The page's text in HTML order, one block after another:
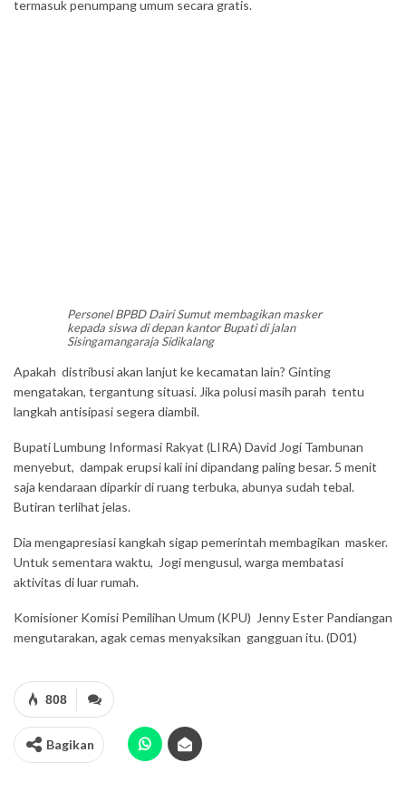
termasuk penumpang umum secara gratis.
Personel BPBD Dairi Sumut membagikan masker
kepada siswa di depan kantor Bupati di jalan
Sisingamangaraja Sidikalang
Apakah distribusi akan lanjut ke kecamatan lain? Ginting
mengatakan, tergantung situasi. Jika polusi masih parah tentu
langkah antisipasi segera diambil.
Bupati Lumbung Informasi Rakyat (LIRA) David Jogi Tambunan
menyebut, dampak erupsi kali ini dipandang paling besar. 5 menit
saja kendaraan diparkir di ruang terbuka, abunya sudah tebal.
Butiran terlihat jelas.
Dia mengapresiasi kangkah sigap pemerintah membagikan masker.
Untuk sementara waktu, Jogi mengusul, warga membatasi
aktivitas di luar rumah.
Komisioner Komisi Pemilihan Umum (KPU) Jenny Ester Pandiangan
mengutarakan, agak cemas menyaksikan gangguan itu. (D01)
808
Bagikan